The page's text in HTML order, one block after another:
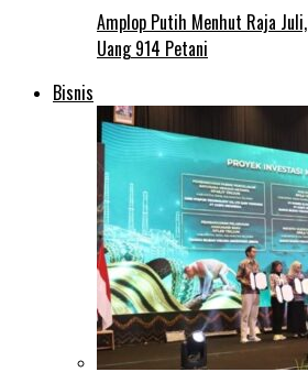
Amplop Putih Menhut Raja
Uang 914 Petani
Bisnis